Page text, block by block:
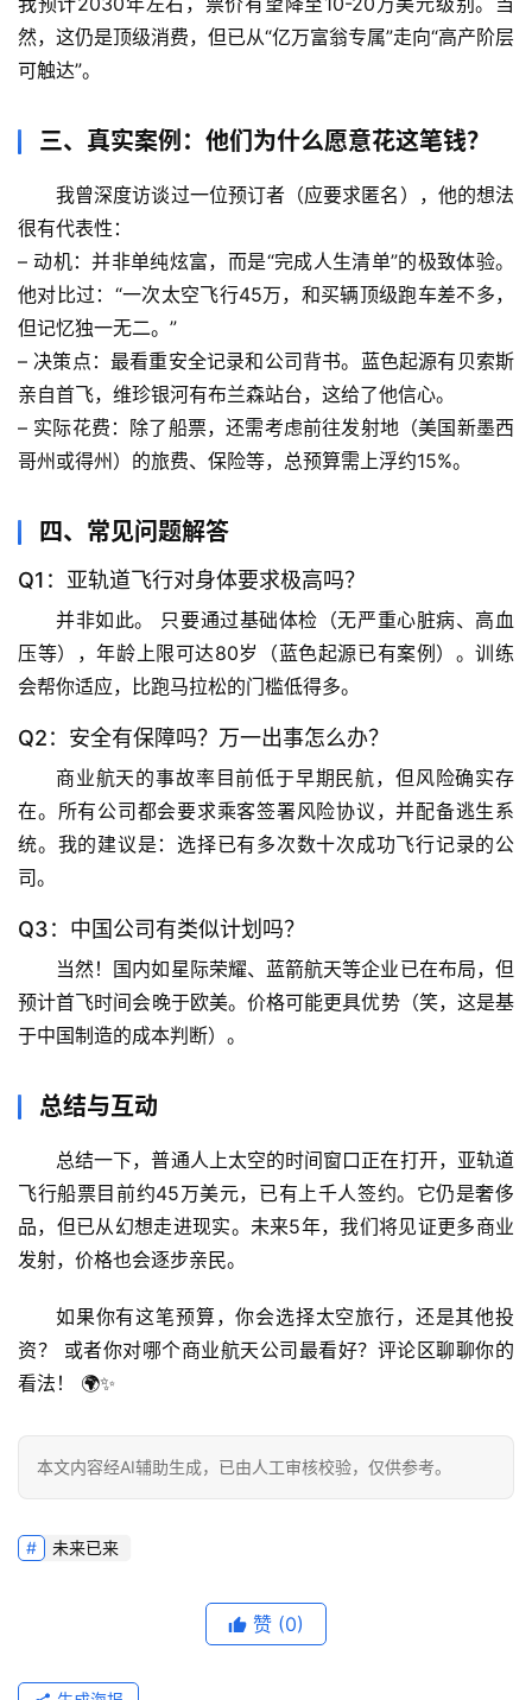
案
天
生
活
科
学
科
技
前
心
理
辟
谣
求
然，这仍是顶级消费，但已从“亿万富翁专属”走向“高产阶层
可触达”。
三、真实案例：他们为什么愿意花这笔钱？
我曾深度访谈过一位预订者（应要求匿名），他的想法
很有代表性：
– 动机：并非单纯炫富，而是“完成人生清单”的极致体验。
他对比过：“一次太空飞行45万，和买辆顶级跑车差不多，
但记忆独一无二。”
– 决策点 ：最看重安全记录和公司背书。蓝色起源有贝索斯
亲自首飞，维珍银河有布兰森站台，这给了他信心。
– 实际花费 ：除了船票，还需考虑前往发射地（美国新墨西
哥州或得州）的旅费、保险等，总预算需上浮约15%。
四、常见问题解答
Q1：亚轨道飞行对身体要求极高吗？
并非如此。
只要通过基础体检（无严重心脏病、高血
压等），年龄上限可达80岁（蓝色起源已有案例）。训练
会帮你适应，比跑马拉松的门槛低得多。
Q2：安全有保障吗？万一出事怎么办？
商业航天的事故率目前低于早期民航，但风险确实存
在。 所有公司都会要求乘客签署风险协议 ，并配备逃生系
统。我的建议是：选择已有多次数十次成功飞行记录的公
司。
Q3：中国公司有类似计划吗？
当然！ 国内如星际荣耀、蓝箭航天等企业已在布局，但
预计首飞时间会晚于欧美。价格可能更具优势（笑，这是基
于中国制造的成本判断）。
总结与互动
总结一下，普通人上太空的时间窗口正在打开，亚轨道
飞行船票目前约45万美元，已有上千人签约。它仍是奢侈
品，但已从幻想走进现实。未来5年，我们将见证更多商业
发射，价格也会逐步亲民。
如果你有这笔预算，你会选择太空旅行，还是其他投
资？
或者你对哪个商业航天公司最看好？评论区聊聊你的
看法！ 🌍✨
本文内容经AI辅助生成，已由人工审核校验，仅供参考。
未来已来
赞 (0)